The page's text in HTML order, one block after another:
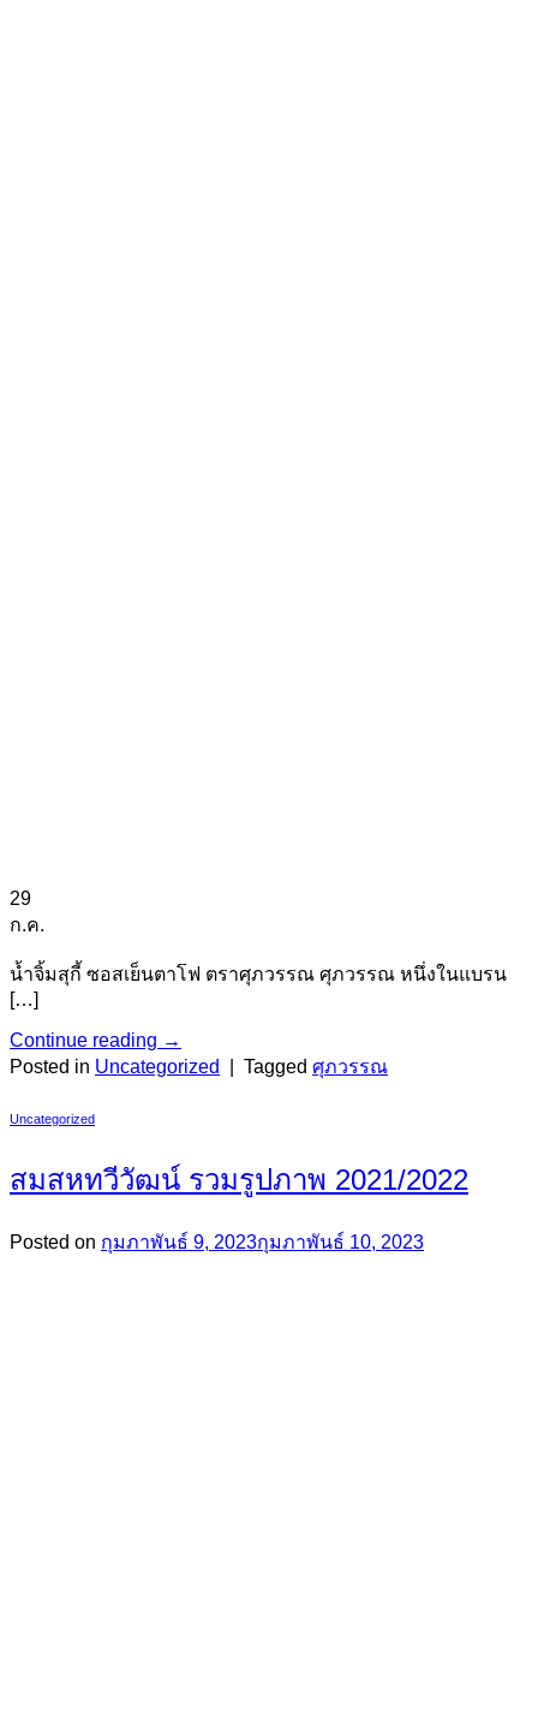
29
ก.ค.
น้ำจิ้มสุกี้ ซอสเย็นตาโฟ ตราศุภวรรณ ศุภวรรณ หนึ่งในแบรน
[…]
Continue reading →
Posted in Uncategorized Tagged ศุภวรรณ
Uncategorized
สมสหทวีวัฒน์ รวมรูปภาพ 2021/2022
Posted on กุมภาพันธ์ 9, 2023กุมภาพันธ์ 10, 2023